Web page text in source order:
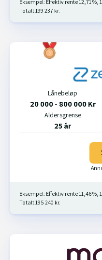
Eksempel: Effektiv rente 12,71 %,
Totalt 199 237 kr.
Lånebeløp
20 000 - 800 000 Kr
Aldersgrense
25 år
Eksempel: Effektiv rente 11,46 %,
Totalt 195 240 kr.